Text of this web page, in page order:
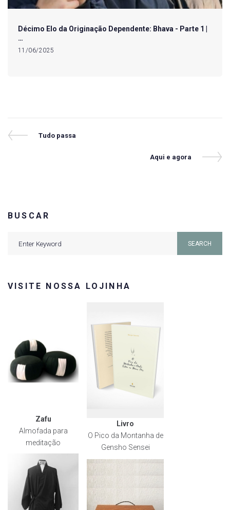
Décimo Elo da Originação Dependente: Bhava - Parte 1 |
…
11/06/2025
Navegação
Previous
Tudo passa
Next
Aqui e agora
BUSCAR
SEARCH
VISITE NOSSA LOJINHA
Zafu
Almofada para
meditação
Livro
O Pico da Montanha de
Gensho Sensei